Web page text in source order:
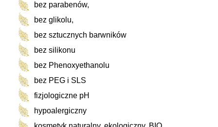
bez parabenów,
bez glikolu,
bez sztucznych barwników
bez silikonu
bez Phenoxyethanolu
bez PEG i SLS
fizjologiczne pH
hypoalergiczny